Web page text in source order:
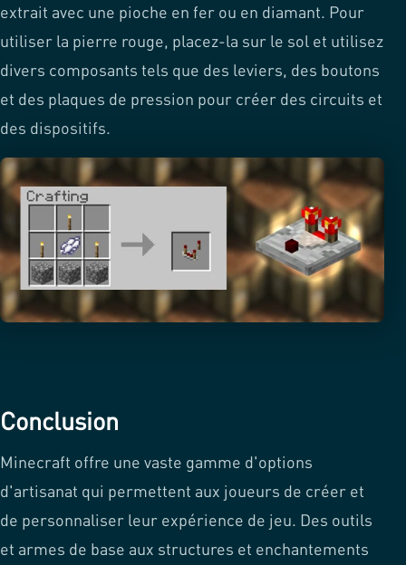
extrait avec une pioche en fer ou en diamant. Pour
utiliser la pierre rouge, placez-la sur le sol et utilisez
divers composants tels que des leviers, des boutons
et des plaques de pression pour créer des circuits et
des dispositifs.
Conclusion
Minecraft offre une vaste gamme d'options
d'artisanat qui permettent aux joueurs de créer et
de personnaliser leur expérience de jeu. Des outils
et armes de base aux structures et enchantements